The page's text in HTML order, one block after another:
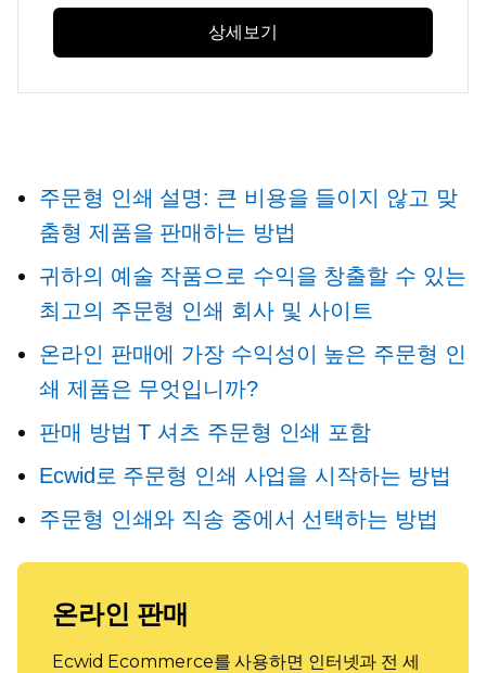
상세보기
주문형 인쇄 설명: 큰 비용을 들이지 않고 맞
춤형 제품을 판매하는 방법
귀하의 예술 작품으로 수익을 창출할 수 있는
최고의 주문형 인쇄 회사 및 사이트
온라인 판매에 가장 수익성이 높은 주문형 인
쇄 제품은 무엇입니까?
판매 방법T 셔츠 주문형 인쇄 포함
Ecwid로 주문형 인쇄 사업을 시작하는 방법
주문형 인쇄와 직송 중에서 선택하는 방법
온라인 판매
Ecwid Ecommerce를 사용하면 인터넷과 전 세